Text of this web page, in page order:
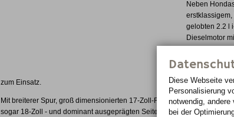
Neben
erstklassigem,
gelobten 2.2 l
Dieselmotor
kommt im
ein neuer 2.0 l
Benzinmotor
zum Einsatz.
Mit breiterer Spur, groß dimensionierten 17-Zoll-Rädern - je nach
sogar 18-Zoll - und dominant ausgeprägten Seitenschwellern zeigt er
Diese Webseite
Personalisierung
notwendig, andere
bei der